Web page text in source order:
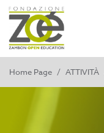
Home Page / ATTIVITÀ